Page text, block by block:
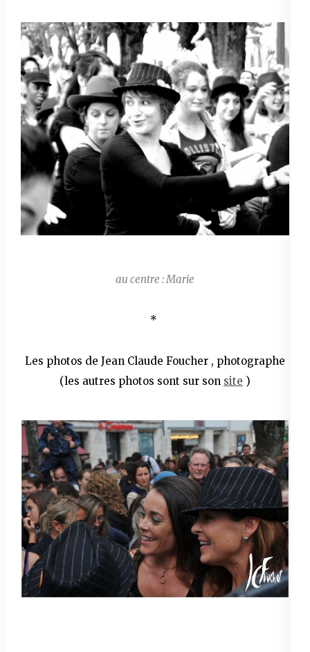
au centre : Marie
*
Les photos de Jean Claude Foucher , photographe
(les autres photos sont sur son site )